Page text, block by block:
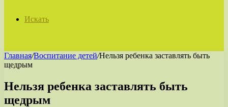
Искать
Главная/Воспитание детей/Нельзя ребенка заставлять быть
щедрым
Нельзя ребенка заставлять быть
щедрым